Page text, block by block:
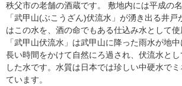
秩父市の老舗の酒蔵です。 敷地内には平成の
「武甲山(ぶこうざん)伏流水」が湧き出る井
はこの水を、酒の命でもある仕込み水として使
「武甲山伏流水」は武甲山に降った雨水が地中
長い時間をかけて自然にろ過され、伏流水と
した水です。水質は日本では珍しい中硬水で
ています。